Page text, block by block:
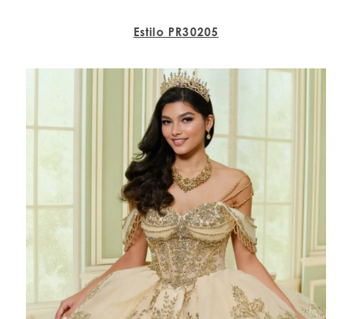
Estilo PR30205